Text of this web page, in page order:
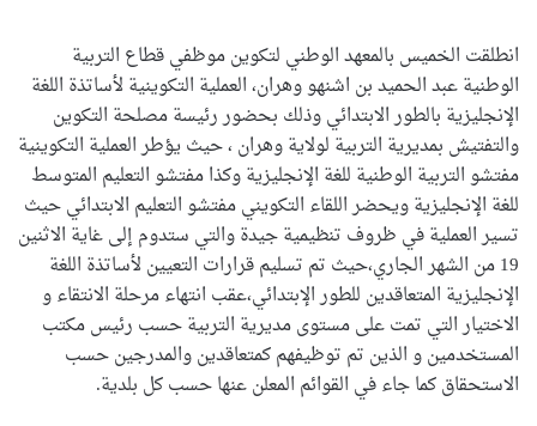
انطلقت الخميس بالمعهد الوطني لتكوين موظفي قطاع التربية
الوطنية عبد الحميد بن اشنهو وهران، العملية التكوينية لأساتذة اللغة
الإنجليزية بالطور الابتدائي وذلك بحضور رئيسة مصلحة التكوين
والتفتيش بمديرية التربية لولاية وهران ، حيث يؤطر العملية التكوينية
مفتشو التربية الوطنية للغة الإنجليزية وكذا مفتشو التعليم المتوسط
للغة الإنجليزية ويحضر اللقاء التكويني مفتشو التعليم الابتدائي حيث
تسير العملية في ظروف تنظيمية جيدة والتي ستدوم إلى غاية الاثنين
19 من الشهر الجاري،حيث تم تسليم قرارات التعيين لأساتذة اللغة
الإنجليزية المتعاقدين للطور الإبتدائي،عقب انتهاء مرحلة الانتقاء و
الاختيار التي تمت على مستوى مديرية التربية حسب رئيس مكتب
المستخدمين و الذين تم توظيفهم كمتعاقدين والمدرجين حسب
الاستحقاق كما جاء في القوائم المعلن عنها حسب كل بلدية.